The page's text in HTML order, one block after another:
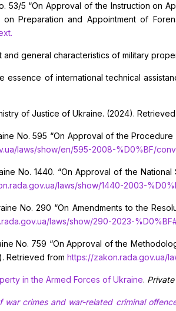
5 “On Approval of the Instruction on
Preparation and Appointment of
and general characteristics of military
essence of international technical
of Justice of Ukraine. (2024).
No. 595 “On Approval of the
laws/show/en/595-2008-%D0%BF/
No. 1440. “On Approval of the
laws/show/1440-2003-
No. 290 “On Amendments to the
laws/show/290-2023-
No. 759 “On Approval of the
Retrieved from https://zakon.rada.gov.ua/
in the Armed Forces of Ukraine.
war crimes and war-related criminal